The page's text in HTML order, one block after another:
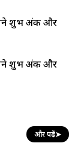
शुभ अंक और
शुभ अंक और
और पढ़ें➤